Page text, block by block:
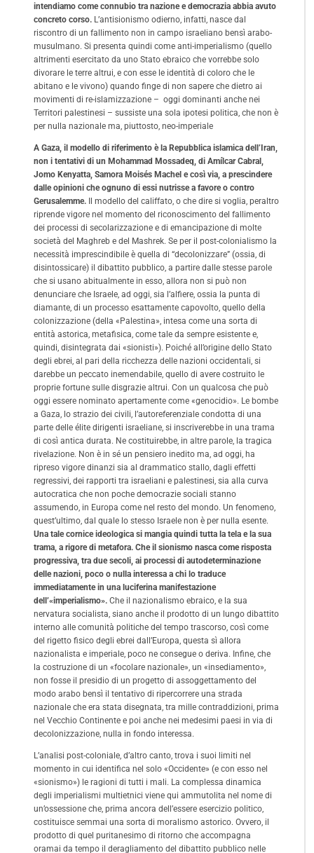
intendiamo come connubio tra nazione e democrazia abbia avuto
concreto corso. L’antisionismo odierno, infatti, nasce dal
riscontro di un fallimento non in campo israeliano bensì arabo-
musulmano. Si presenta quindi come anti-imperialismo (quello
altrimenti esercitato da uno Stato ebraico che vorrebbe solo
divorare le terre altrui, e con esse le identità di coloro che le
abitano e le vivono) quando finge di non sapere che dietro ai
movimenti di re-islamizzazione – oggi dominanti anche nei
Territori palestinesi – sussiste una sola ipotesi politica, che non è
per nulla nazionale ma, piuttosto, neo-imperiale
A Gaza, il modello di riferimento è la Repubblica islamica dell’Iran,
non i tentativi di un Mohammad Mossadeq, di Amílcar Cabral,
Jomo Kenyatta, Samora Moisés Machel e così via, a prescindere
dalle opinioni che ognuno di essi nutrisse a favore o contro
Gerusalemme. Il modello del califfato, o che dire si voglia, peraltro
riprende vigore nel momento del riconoscimento del fallimento
dei processi di secolarizzazione e di emancipazione di molte
società del Maghreb e del Mashrek. Se per il post-colonialismo la
necessità imprescindibile è quella di “decolonizzare” (ossia, di
disintossicare) il dibattito pubblico, a partire dalle stesse parole
che si usano abitualmente in esso, allora non si può non
denunciare che Israele, ad oggi, sia l’alfiere, ossia la punta di
diamante, di un processo esattamente capovolto, quello della
colonizzazione (della «Palestina», intesa come una sorta di
entità astorica, metafisica, come tale da sempre esistente e,
quindi, disintegrata dai «sionisti»). Poiché all’origine dello Stato
degli ebrei, al pari della ricchezza delle nazioni occidentali, si
darebbe un peccato inemendabile, quello di avere costruito le
proprie fortune sulle disgrazie altrui. Con un qualcosa che può
oggi essere nominato apertamente come «genocidio». Le bombe
a Gaza, lo strazio dei civili, l’autoreferenziale condotta di una
parte delle élite dirigenti israeliane, si inscriverebbe in una trama
di così antica durata. Ne costituirebbe, in altre parole, la tragica
rivelazione. Non è in sé un pensiero inedito ma, ad oggi, ha
ripreso vigore dinanzi sia al drammatico stallo, dagli effetti
regressivi, dei rapporti tra israeliani e palestinesi, sia alla curva
autocratica che non poche democrazie sociali stanno
assumendo, in Europa come nel resto del mondo. Un fenomeno,
quest’ultimo, dal quale lo stesso Israele non è per nulla esente.
Una tale cornice ideologica si mangia quindi tutta la tela e la sua
trama, a rigore di metafora. Che il sionismo nasca come risposta
progressiva, tra due secoli, ai processi di autodeterminazione
delle nazioni, poco o nulla interessa a chi lo traduce
immediatamente in una luciferina manifestazione
dell’«imperialismo». Che il nazionalismo ebraico, e la sua
nervatura socialista, siano anche il prodotto di un lungo dibattito
interno alle comunità politiche del tempo trascorso, così come
del rigetto fisico degli ebrei dall’Europa, questa sì allora
nazionalista e imperiale, poco ne consegue o deriva. Infine, che
la costruzione di un «focolare nazionale», un «insediamento»,
non fosse il presidio di un progetto di assoggettamento del
modo arabo bensì il tentativo di ripercorrere una strada
nazionale che era stata disegnata, tra mille contraddizioni, prima
nel Vecchio Continente e poi anche nei medesimi paesi in via di
decolonizzazione, nulla in fondo interessa.
L’analisi post-coloniale, d’altro canto, trova i suoi limiti nel
momento in cui identifica nel solo «Occidente» (e con esso nel
«sionismo») le ragioni di tutti i mali. La complessa dinamica
degli imperialismi multietnici viene qui ammutolita nel nome di
un’ossessione che, prima ancora dell’essere esercizio politico,
costituisce semmai una sorta di moralismo astorico. Ovvero, il
prodotto di quel puritanesimo di ritorno che accompagna
oramai da tempo il deragliamento del dibattito pubblico nelle